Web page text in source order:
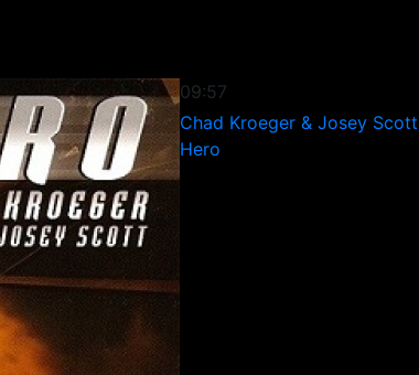
09:57
Chad Kroeger & Josey Scott
Hero